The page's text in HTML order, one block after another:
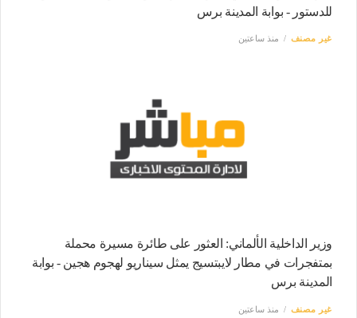
للدستور - بوابة المدينة برس
غير مصنف منذ ساعتين
وزير الداخلية الألماني: العثور على طائرة مسيرة محملة
بمتفجرات في مطار لايبتسيج يمثل سيناريو لهجوم هجين - بوابة
المدينة برس
غير مصنف منذ ساعتين